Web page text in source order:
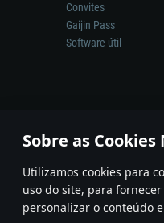
Sobre as Cookies
Utilizamos cookies para
uso do site, para
personalizar o conteúdo
Convites
Gaijin Pass
Software útil
A reprodução de
© 2011—2026 Gaijin
Termos e condições